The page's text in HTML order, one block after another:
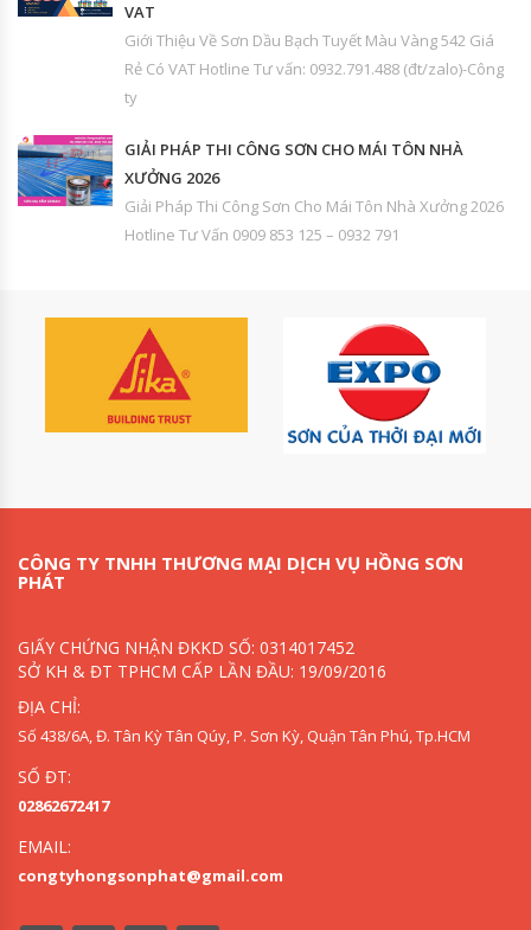
VAT
Giới Thiệu Về Sơn Dầu Bạch Tuyết Màu Vàng 542 Giá
Rẻ Có VAT Hotline Tư vấn: 0932.791.488 (đt/zalo)-Công
ty
GIẢI PHÁP THI CÔNG SƠN CHO MÁI TÔN NHÀ
XƯỞNG 2026
Giải Pháp Thi Công Sơn Cho Mái Tôn Nhà Xưởng 2026
Hotline Tư Vấn 0909 853 125 – 0932 791
CÔNG TY TNHH THƯƠNG MẠI DỊCH VỤ HỒNG SƠN
PHÁT
GIẤY CHỨNG NHẬN ĐKKD SỐ: 0314017452
SỞ KH & ĐT TPHCM CẤP LẦN ĐẦU: 19/09/2016
ĐỊA CHỈ:
Số 438/6A, Đ. Tân Kỳ Tân Qúy, P. Sơn Kỳ, Quận Tân Phú, Tp.HCM
SỐ ĐT:
02862672417
EMAIL:
congtyhongsonphat@gmail.com